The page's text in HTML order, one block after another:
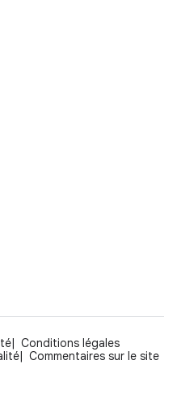
Conditions légales
Commentaires sur le site